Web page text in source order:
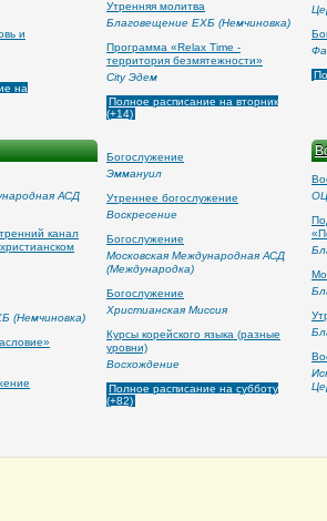
и
на
Утренняя молитва
Благовещение ЕХБ (Немчиновка)
Программа «Relax Time -
территория безмятежности»
City Эдем
Полное расписание на вторник
(+14)
АСД
канал
(Немчиновка)
Богослужение
Эммануил
Утреннее богослужение
Воскресение
Богослужение
Московская Международная АСД
(Международка)
Богослужение
Христианская Миссия
Курсы корейского языка (разные
уровни)
Восхождение
Полное расписание на субботу
(+82)